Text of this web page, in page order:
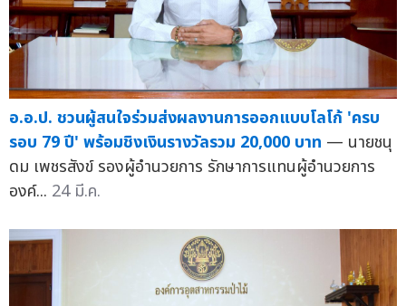
อ.อ.ป. ชวนผู้สนใจร่วมส่งผลงานการออกแบบโลโก้ 'ครบ
รอบ 79 ปี' พร้อมชิงเงินรางวัลรวม 20,000 บาท — นายชนุ
ดม เพชรสังข์ รองผู้อำนวยการ รักษาการแทนผู้อำนวยการ
องค์... 24 มี.ค.